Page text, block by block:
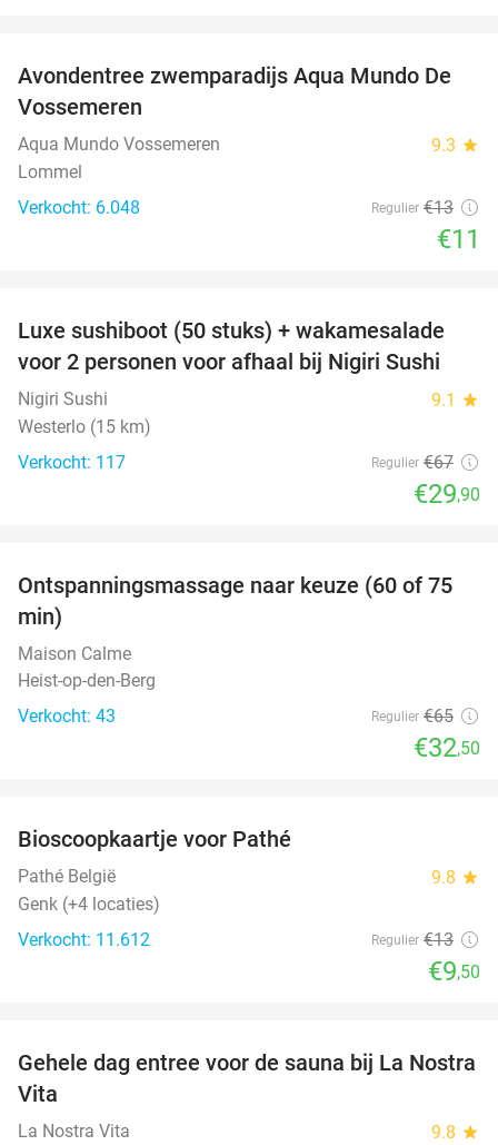
15%
Avondentree zwemparadijs Aqua Mundo De
Vossemeren
Aqua Mundo Vossemeren 9.3 star
Lommel
Verkocht: 6.048
Regulier €13
€11
55%
Luxe sushiboot (50 stuks) + wakamesalade
voor 2 personen voor afhaal bij Nigiri Sushi
Nigiri Sushi 9.1 star
Westerlo (15 km)
Verkocht: 117
Regulier €67
€29,90
50%
Ontspanningsmassage naar keuze (60 of 75
min)
Maison Calme
Heist-op-den-Berg
Verkocht: 43
Regulier €65
€32,50
Bioscoopkaartje voor Pathé
Pathé België 9.8 star
Genk (+4 locaties)
Verkocht: 11.612
Regulier €13
€9,50
30%
Gehele dag entree voor de sauna bij La Nostra
Vita
La Nostra Vita 9.8 star